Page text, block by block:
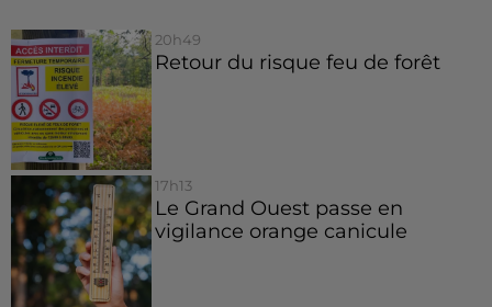
20h49
Retour du risque feu de forêt
17h13
Le Grand Ouest passe en
vigilance orange canicule